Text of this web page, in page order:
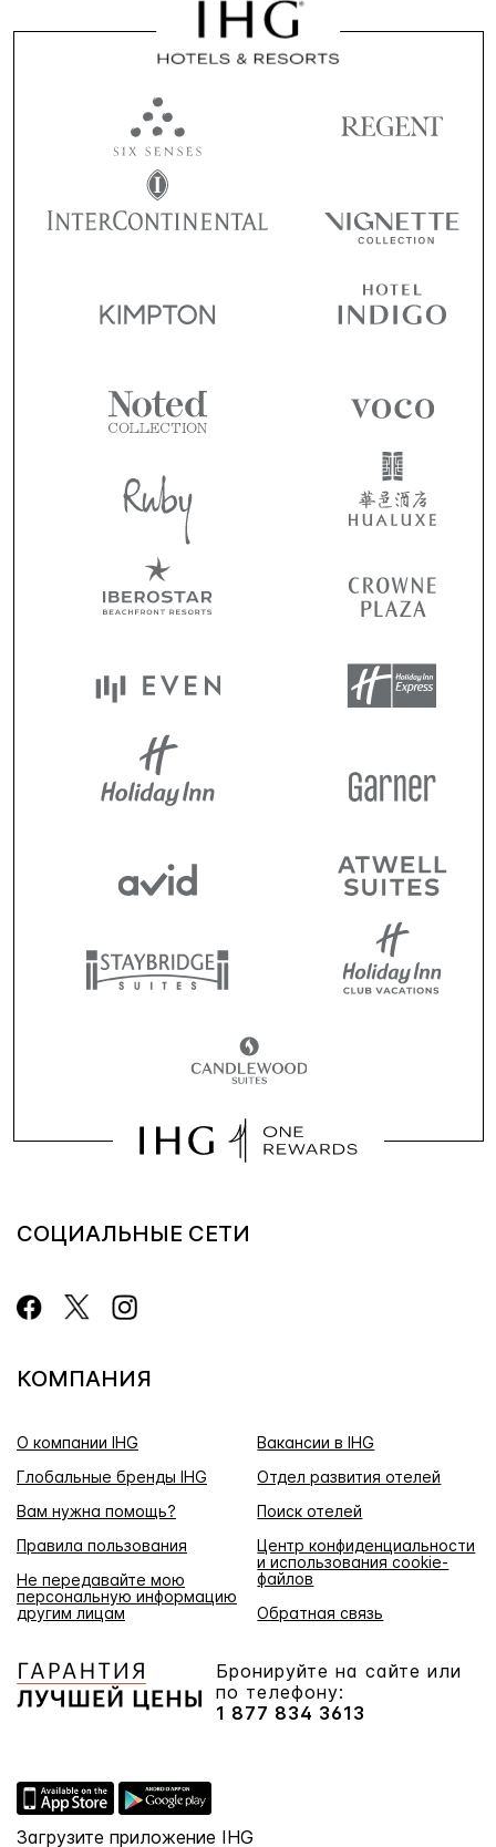
СОЦИАЛЬНЫЕ СЕТИ
КОМПАНИЯ
О компании IHG
Вакансии в IHG
Глобальные бренды IHG
Отдел развития отелей
Вам нужна помощь?
Поиск отелей
Правила пользования
Центр конфиденциальности
и использования cookie-
файлов
Не передавайте мою
персональную информацию
другим лицам
Обратная связь
Бронируйте на сайте или
по телефону:
1 877 834 3613
Загрузите приложение IHG